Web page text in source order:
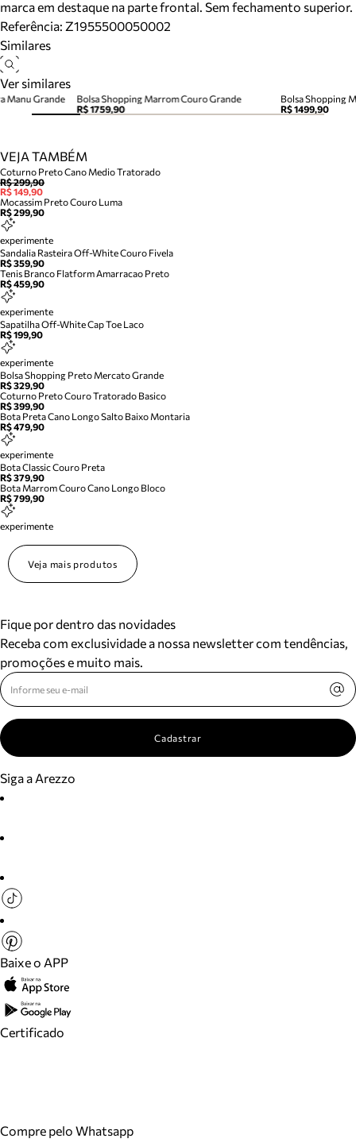
marca em destaque na parte frontal. Sem fechamento superior.
Referência: Z1955500050002
Similares
Ver similares
Bolsa Shopping Marrom Couro Grande
R$ 1759,90
R$ 1499,90
Manu Grande
VEJA TAMBÉM
Coturno Preto Cano Medio Tratorado
R$ 299,90
R$ 149,90
Mocassim Preto Couro Luma
R$ 299,90
experimente
Sandalia Rasteira Off-White Couro Fivela
R$ 359,90
Tenis Branco Flatform Amarracao Preto
R$ 459,90
experimente
Sapatilha Off-White Cap Toe Laco
R$ 199,90
experimente
Bolsa Shopping Preto Mercato Grande
R$ 329,90
Coturno Preto Couro Tratorado Basico
R$ 399,90
Bota Preta Cano Longo Salto Baixo Montaria
R$ 479,90
experimente
Bota Classic Couro Preta
R$ 379,90
Bota Marrom Couro Cano Longo Bloco
R$ 799,90
experimente
Veja mais produtos
Fique por dentro das novidades
Receba com exclusividade a nossa newsletter com tendências,
promoções e muito mais.
Cadastrar
Siga a Arezzo
Baixe o APP
Certificado
Compre pelo Whatsapp